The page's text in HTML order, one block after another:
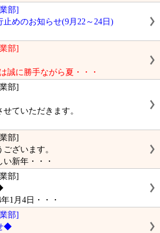
部]
めのお知らせ(9月22～24日)
部]
誠に勝手ながら夏・・・
部]
ていただきます。
部]
ざいます。
新年・・・
部]
1月4日・・・
部]
◆